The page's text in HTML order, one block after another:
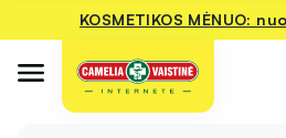
KOSMETIKOS MĖNUO: